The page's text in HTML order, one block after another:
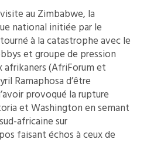
au Zimbabwe, la
national initiée par le
à la catastrophe avec le
et groupe de pression
afrikaners (AfriForum et
Ramaphosa d’être
provoqué la rupture
et Washington en semant
africaine sur
faisant échos à ceux de